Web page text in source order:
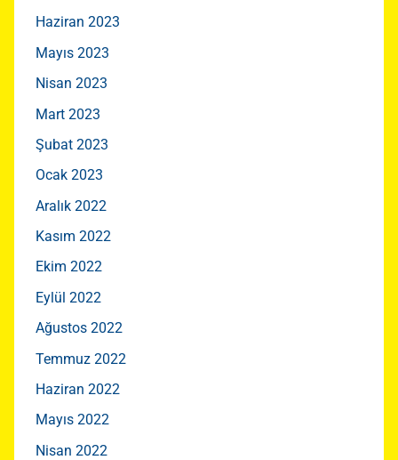
Haziran 2023
Mayıs 2023
Nisan 2023
Mart 2023
Şubat 2023
Ocak 2023
Aralık 2022
Kasım 2022
Ekim 2022
Eylül 2022
Ağustos 2022
Temmuz 2022
Haziran 2022
Mayıs 2022
Nisan 2022